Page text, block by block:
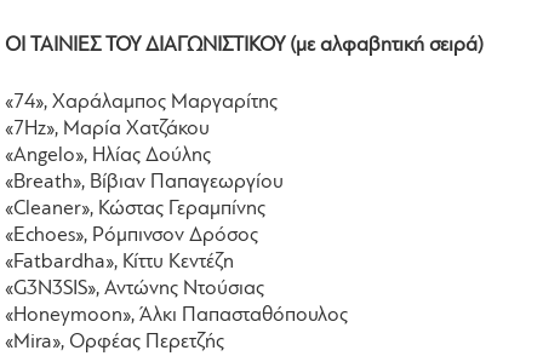
ΟΙ ΤΑΙΝΙΕΣ ΤΟΥ ΔΙΑΓΩΝΙΣΤΙΚΟΥ (με αλφαβητική σειρά)
«74», Χαράλαμπος Μαργαρίτης
«7Hz», Μαρία Χατζάκου
«Angelo», Ηλίας Δούλης
«Breath», Βίβιαν Παπαγεωργίου
«Cleaner», Κώστας Γεραμπίνης
«Echoes», Ρόμπινσον Δρόσος
«Fatbardha», Κίττυ Κεντέζη
«G3N3SIS», Αντώνης Ντούσιας
«Honeymoon», Άλκι Παπασταθόπουλος
«Mira», Ορφέας Περετζής